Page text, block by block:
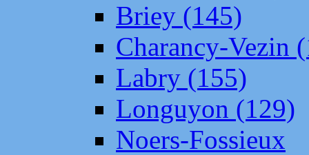
Briey (145)
Charancy-Vezin
Labry (155)
Longuyon (129)
Noers-Fossieux